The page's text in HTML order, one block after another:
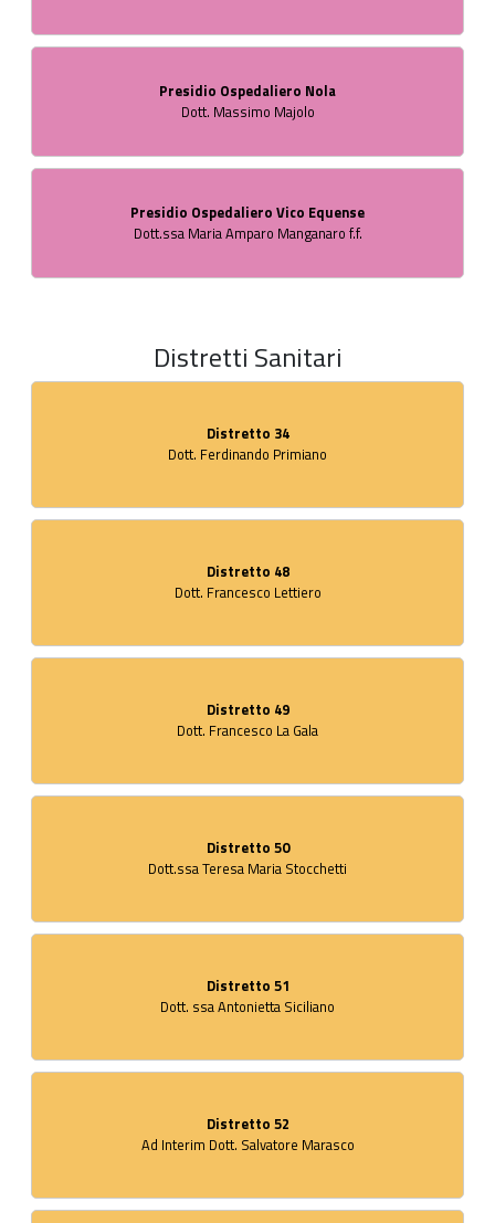
Presidio Ospedaliero Nola
Dott. Massimo Majolo
Presidio Ospedaliero Vico Equense
Dott.ssa Maria Amparo Manganaro f.f.
Distretti Sanitari
Distretto 34
Dott. Ferdinando Primiano
Distretto 48
Dott. Francesco Lettiero
Distretto 49
Dott. Francesco La Gala
Distretto 50
Dott.ssa Teresa Maria Stocchetti
Distretto 51
Dott. ssa Antonietta Siciliano
Distretto 52
Ad Interim Dott. Salvatore Marasco